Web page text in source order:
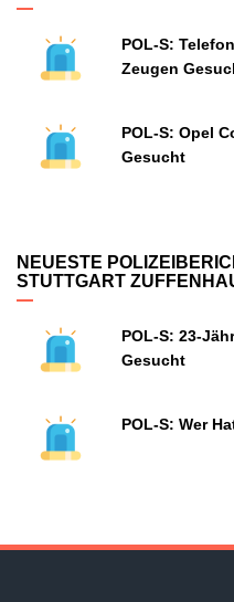
POL-S:
Zeugen
POL-S: Opel
Gesucht
NEUESTE
STUTTGART
POL-S: 23-
Gesucht
POL-S: Wer